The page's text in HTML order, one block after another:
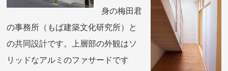
身の梅田君
の事務所（もば建築文化研究所）と
の共同設計です。上層部の外観はソ
リッドなアルミのファサードです